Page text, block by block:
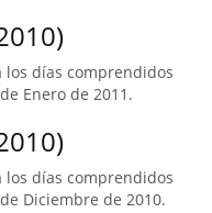
los días comprendidos
Enero de 2011.
los días comprendidos
Diciembre de 2010.